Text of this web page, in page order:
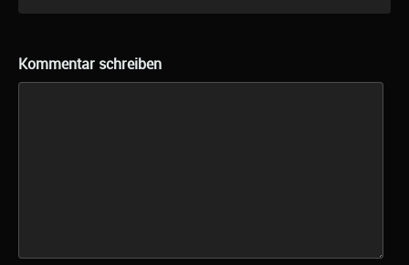
Kommentar schreiben